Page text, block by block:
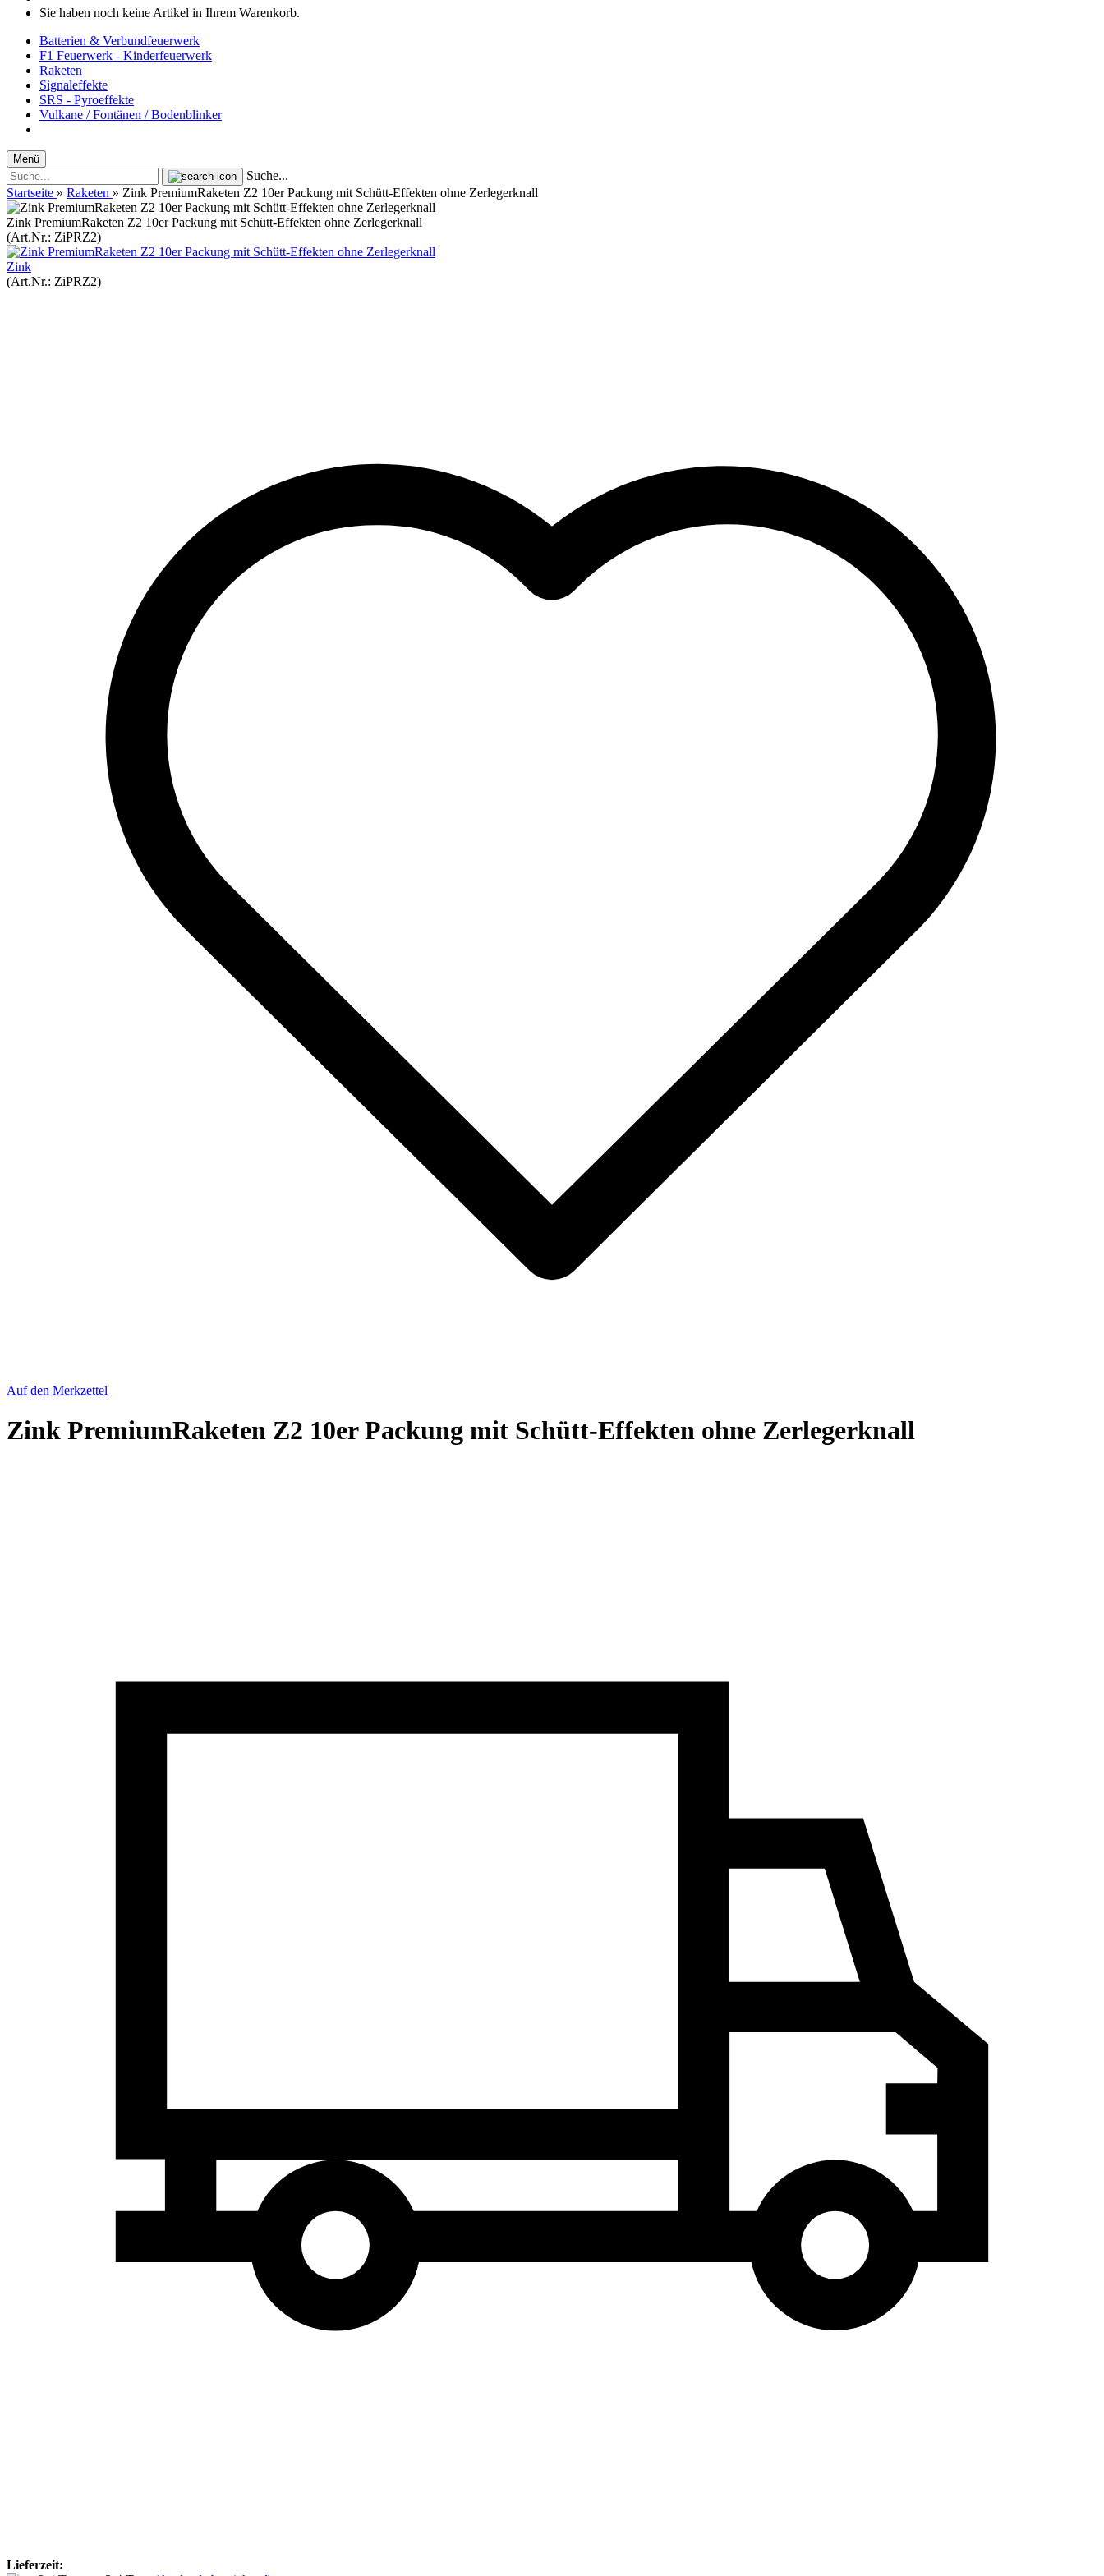
Sie haben noch keine Artikel in Ihrem Warenkorb.
Batterien & Verbundfeuerwerk
F1 Feuerwerk - Kinderfeuerwerk
Raketen
Signaleffekte
SRS - Pyroeffekte
Vulkane / Fontänen / Bodenblinker
Menü
Suche...
Startseite » Raketen » Zink PremiumRaketen Z2 10er Packung mit Schütt-Effekten ohne Zerlegerknall
Zink PremiumRaketen Z2 10er Packung mit Schütt-Effekten ohne Zerlegerknall
(Art.Nr.: ZiPRZ2)
Zink
(Art.Nr.: ZiPRZ2)
Auf den Merkzettel
Zink PremiumRaketen Z2 10er Packung mit Schütt-Effekten ohne Zerlegerknall
Lieferzeit: